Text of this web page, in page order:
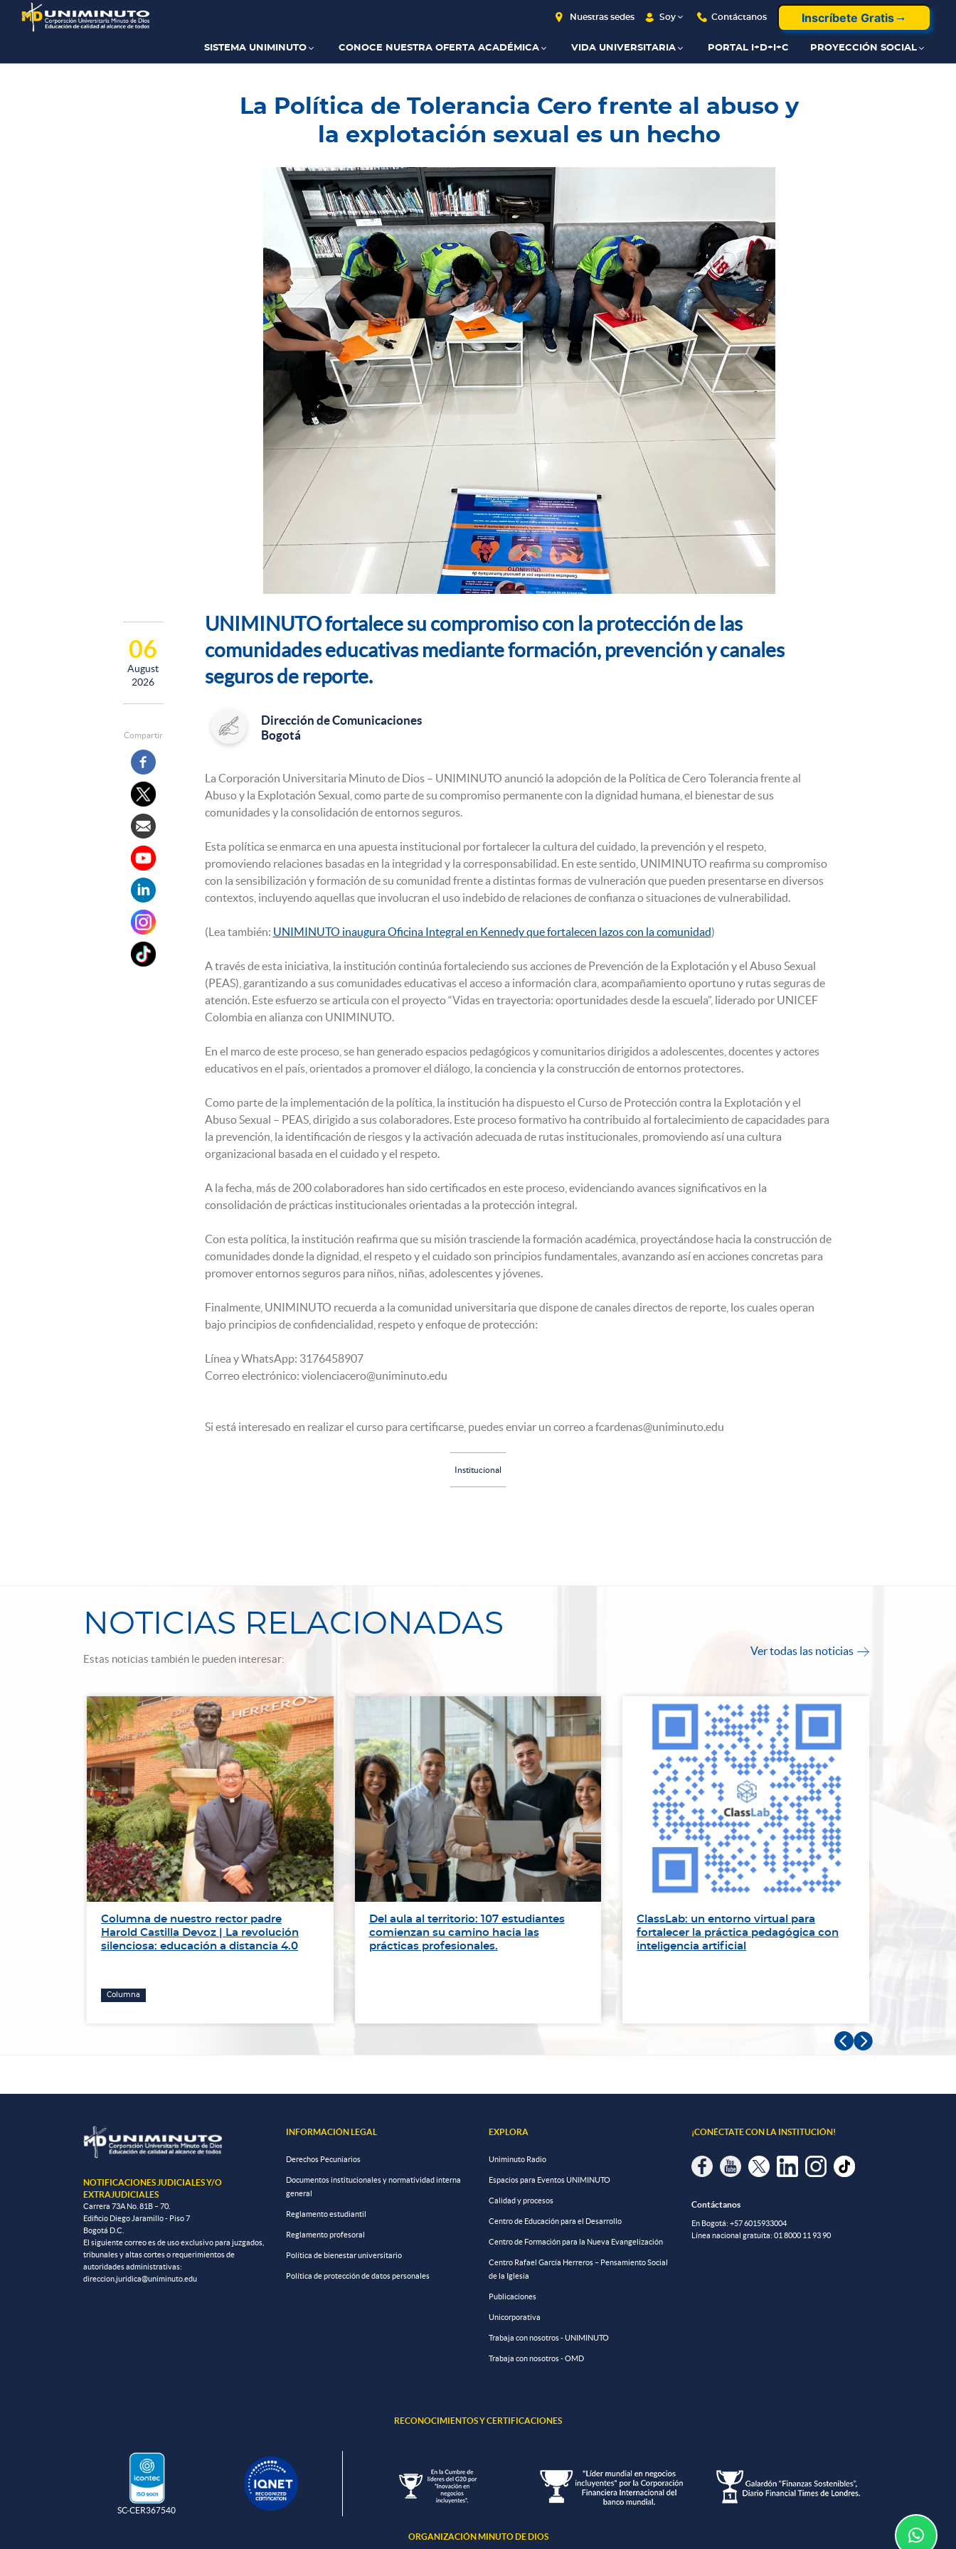
contenido
Nuestras sedes Soy Contáctanos Inscríbete Gratis
SISTEMA UNIMINUTO CONOCE NUESTRA OFERTA ACADÉMICA VIDA UNIVERSITARIA PORTAL I+D+I+C PROYECCIÓN SOCIAL
La Política de Tolerancia Cero frente al abuso y
la explotación sexual es un hecho
UNIMINUTO fortalece su compromiso con la protección de las
comunidades educativas mediante formación, prevención y canales
seguros de reporte.
Dirección de Comunicaciones
Bogotá
La Corporación Universitaria Minuto de Dios – UNIMINUTO anunció la adopción de la Política de Cero Tolerancia frente al
Abuso y la Explotación Sexual, como parte de su compromiso permanente con la dignidad humana, el bienestar de sus
comunidades y la consolidación de entornos seguros.
Esta política se enmarca en una apuesta institucional por fortalecer la cultura del cuidado, la prevención y el respeto,
promoviendo relaciones basadas en la integridad y la corresponsabilidad. En este sentido, UNIMINUTO reafirma su compromiso
con la sensibilización y formación de su comunidad frente a distintas formas de vulneración que pueden presentarse en diversos
contextos, incluyendo aquellas que involucran el uso indebido de relaciones de confianza o situaciones de vulnerabilidad.
(Lea también: UNIMINUTO inaugura Oficina Integral en Kennedy que fortalecen lazos con la comunidad)
A través de esta iniciativa, la institución continúa fortaleciendo sus acciones de Prevención de la Explotación y el Abuso Sexual
(PEAS), garantizando a sus comunidades educativas el acceso a información clara, acompañamiento oportuno y rutas seguras de
atención. Este esfuerzo se articula con el proyecto “Vidas en trayectoria: oportunidades desde la escuela”, liderado por UNICEF
Colombia en alianza con UNIMINUTO.
En el marco de este proceso, se han generado espacios pedagógicos y comunitarios dirigidos a adolescentes, docentes y actores
educativos en el país, orientados a promover el diálogo, la conciencia y la construcción de entornos protectores.
Como parte de la implementación de la política, la institución ha dispuesto el Curso de Protección contra la Explotación y el
Abuso Sexual – PEAS, dirigido a sus colaboradores. Este proceso formativo ha contribuido al fortalecimiento de capacidades para
la prevención, la identificación de riesgos y la activación adecuada de rutas institucionales, promoviendo así una cultura
organizacional basada en el cuidado y el respeto.
A la fecha, más de 200 colaboradores han sido certificados en este proceso, evidenciando avances significativos en la
consolidación de prácticas institucionales orientadas a la protección integral.
Con esta política, la institución reafirma que su misión trasciende la formación académica, proyectándose hacia la construcción de
comunidades donde la dignidad, el respeto y el cuidado son principios fundamentales, avanzando así en acciones concretas para
promover entornos seguros para niños, niñas, adolescentes y jóvenes.
Finalmente, UNIMINUTO recuerda a la comunidad universitaria que dispone de canales directos de reporte, los cuales operan
bajo principios de confidencialidad, respeto y enfoque de protección:
Línea y WhatsApp: 3176458907
Correo electrónico: violenciacero@uniminuto.edu
Si está interesado en realizar el curso para certificarse, puedes enviar un correo a fcardenas@uniminuto.edu
06
August
2026
Compartir
Institucional
NOTICIAS RELACIONADAS
Estas noticias también le pueden interesar:
Ver todas las noticias 
Columna de nuestro rector padre
Harold Castilla Devoz | La revolución
silenciosa: educación a distancia 4.0
Columna
Del aula al territorio: 107 estudiantes
comienzan su camino hacia las
prácticas profesionales.
ClassLab: un entorno virtual para
fortalecer la práctica pedagógica con
inteligencia artificial

NOTIFICACIONES JUDICIALES Y/O
EXTRAJUDICIALES
Carrera 73A No. 81B – 70.
Edificio Diego Jaramillo - Piso 7
Bogotá D.C.
El siguiente correo es de uso exclusivo para juzgados,
tribunales y altas cortes o requerimientos de
autoridades administrativas:
direccion.juridica@uniminuto.edu
INFORMACIÓN LEGAL
Derechos Pecuniarios
Documentos institucionales y normatividad interna
general
Reglamento estudiantil
Reglamento profesoral
Política de bienestar universitario
Política de protección de datos personales
EXPLORA
Uniminuto Radio
Espacios para Eventos UNIMINUTO
Calidad y procesos
Centro de Educación para el Desarrollo
Centro de Formación para la Nueva Evangelización
Centro Rafael García Herreros – Pensamiento Social
de la Iglesia
Publicaciones
Unicorporativa
Trabaja con nosotros - UNIMINUTO
Trabaja con nosotros - OMD
¡CONÉCTATE CON LA INSTITUCIÓN!
Contáctanos
En Bogotá: +57 6015933004
Línea nacional gratuita: 01 8000 11 93 90
RECONOCIMIENTOS Y CERTIFICACIONES
SC-CER367540
ORGANIZACIÓN MINUTO DE DIOS